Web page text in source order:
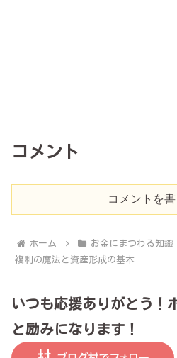
コメント
コメントを
ホーム お金にまつわる知識
複利の魔法と資産形成の基本
いつも応援ありがとう！
と励みになります！